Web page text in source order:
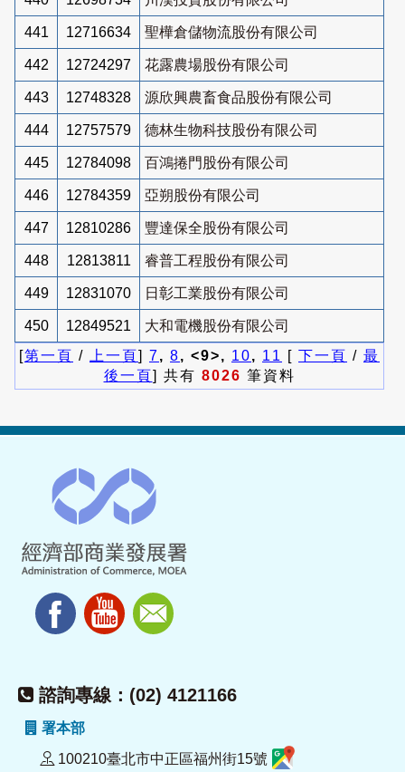
441 12716634 聖樺倉儲物流股份有限公司
442 12724297 花露農場股份有限公司
443 12748328 源欣興農畜食品股份有限公司
444 12757579 德林生物科技股份有限公司
445 12784098 百鴻捲門股份有限公司
446 12784359 亞朔股份有限公司
447 12810286 豐達保全股份有限公司
448 12813811 睿普工程股份有限公司
449 12831070 日彰工業股份有限公司
450 12849521
大和電機股份有限公司
[第一頁 / 上一頁] 7, 8, <9>, 10, 11 [ 下一頁 / 最
後一頁] 共有 8026 筆資料
諮詢專線：(02) 4121166
署本部
100210臺北市中正區福州街15號